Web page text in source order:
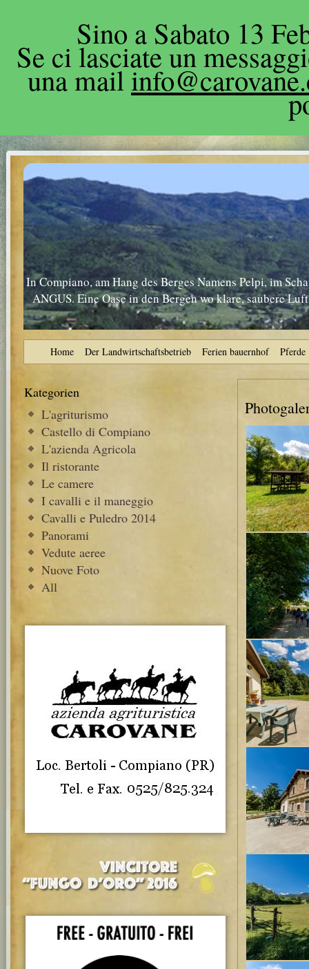
Sino a Sabato 13
Se ci lasciate un
una mail
In Compiano, am Hang des Berges Namens Pelpi, im
ANGUS. Eine Oase in den Bergen wo klare, saubere
Home Der Landwirtschaftsbetrieb Ferien bauernhof Pferde
Kategorien
L'agriturismo
Castello di Compiano
L'azienda Agricola
Il ristorante
Le camere
I cavalli e il maneggio
Cavalli e Puledro 2014
Panorami
Vedute aeree
Nuove Foto
All